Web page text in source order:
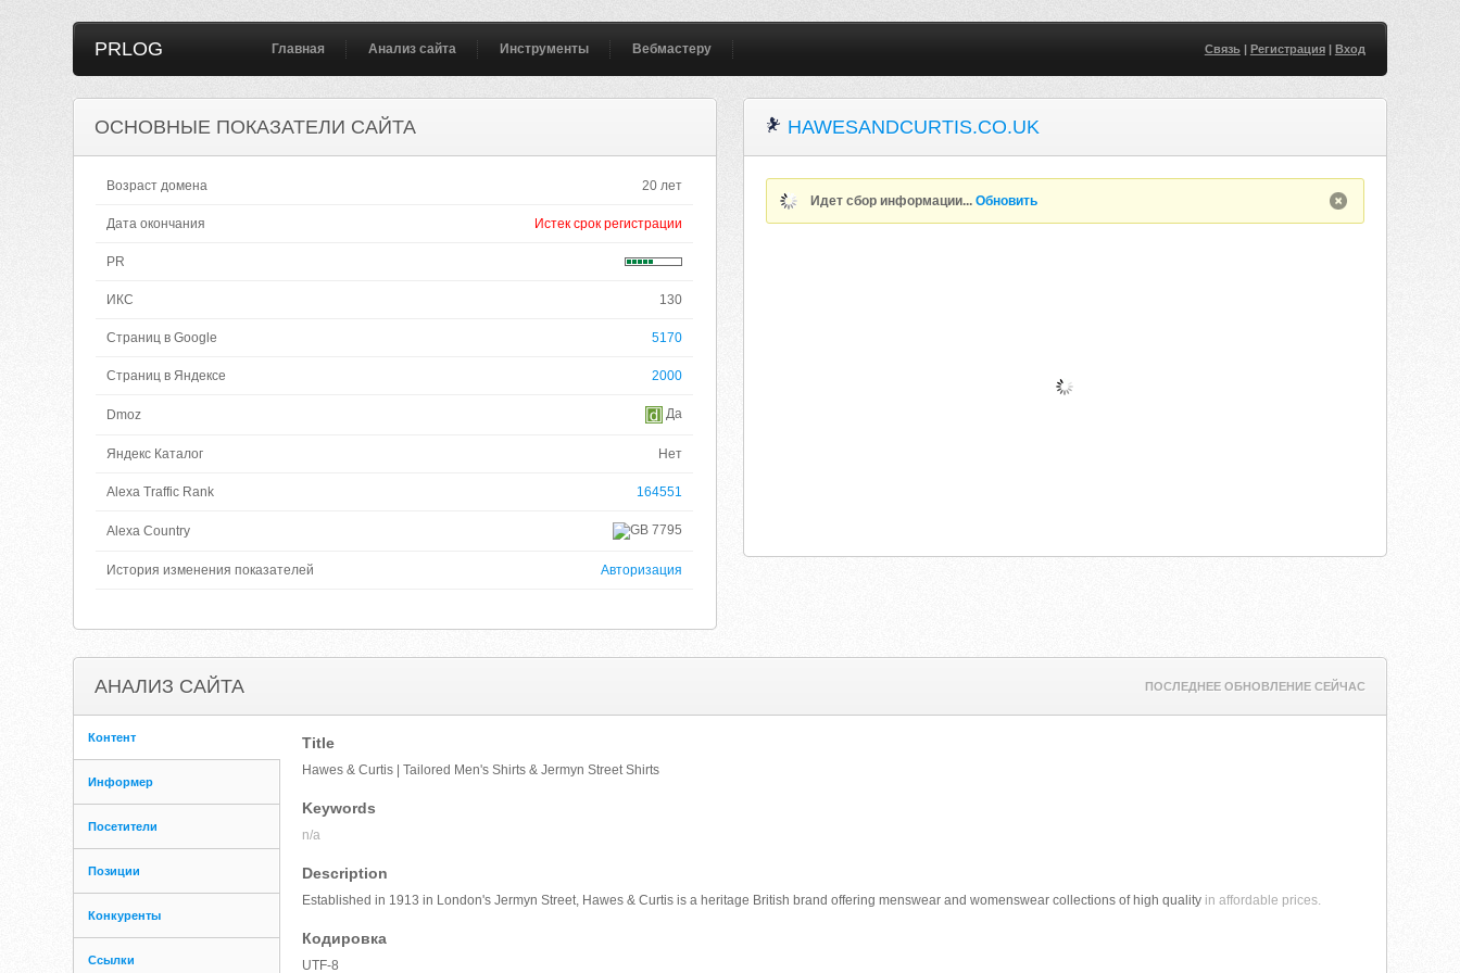
PRLOG Главная Анализ сайта Инструменты Вебмастеру Связь| Регистрация| Вход
ОСНОВНЫЕ ПОКАЗАТЕЛИ САЙТА
Возраст домена 20 лет
Дата окончания Истек срок регистрации
PR
ИКС 130
Страниц в Google 5170
Страниц в Яндексе 2000
Dmoz Да
Яндекс Каталог Нет
Alexa Traffic Rank 164551
Alexa Country 7795
История изменения показателей Авторизация
HAWESANDCURTIS.CO.UK
Идет сбор информации...Обновить
АНАЛИЗ САЙТА ПОСЛЕДНЕЕ ОБНОВЛЕНИЕ СЕЙЧАС
Контент
Информер
Посетители
Позиции
Конкуренты
Ссылки
Title
Hawes & Curtis | Tailored Men's Shirts & Jermyn Street Shirts
Keywords
n/a
Description
Established in 1913 in London's Jermyn Street, Hawes & Curtis is a heritage British brand offering menswear and womenswear collections of high quality in affordable prices.
Кодировка
UTF-8